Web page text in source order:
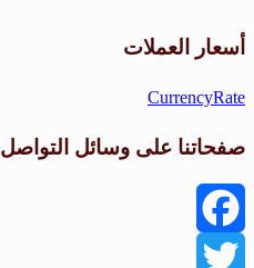
أسعار العملات
CurrencyRate
صفحاتنا على وسائل التواصل
Facebook